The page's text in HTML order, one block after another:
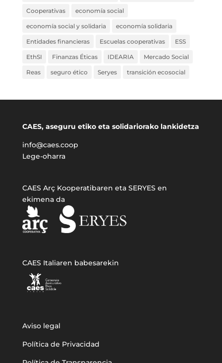
Cooperativas economía social
economía social y solidaria economía solidaria
Entidades financieras Escuelas cooperativas ESS
EthSI Finanzas Éticas IDEARIA Mercado Social
Reas seguro ético Seryes transición ecosocial
CAES, aseguru etiko eta solidariorako lankidetza
info@caes.coop
Lege-oharra
CAES Arç Kooperatibaren eta SERYES en
ekimena da
CAES Italiaren babesarekin
Aviso legal
Política de Privacidad